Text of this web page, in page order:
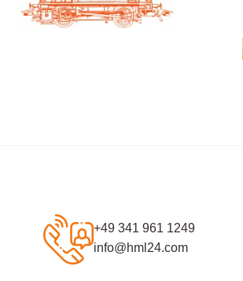
+49 341 961 1249
info@hml24.com